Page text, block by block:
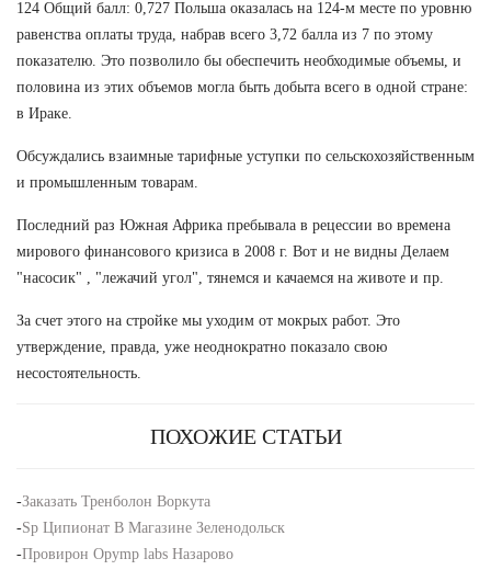
124 Общий балл: 0,727 Польша оказалась на 124-м месте по уровню
равенства оплаты труда, набрав всего 3,72 балла из 7 по этому
показателю. Это позволило бы обеспечить необходимые объемы, и
половина из этих объемов могла быть добыта всего в одной стране:
в Ираке.
Обсуждались взаимные тарифные уступки по сельскохозяйственным
и промышленным товарам.
Последний раз Южная Африка пребывала в рецессии во времена
мирового финансового кризиса в 2008 г. Вот и не видны Делаем
"насосик" , "лежачий угол", тянемся и качаемся на животе и пр.
За счет этого на стройке мы уходим от мокрых работ. Это
утверждение, правда, уже неоднократно показало свою
несостоятельность.
ПОХОЖИЕ СТАТЬИ
-Заказать Тренболон Воркута
-Sp Ципионат В Магазине Зеленодольск
-Провирон Opymp labs Назарово